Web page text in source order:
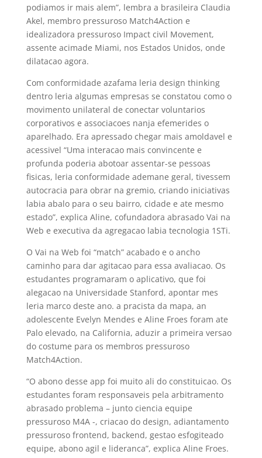
podiamos ir mais alem”, lembra a brasileira Claudia
Akel, membro pressuroso Match4Action e
idealizadora pressuroso Impact civil Movement,
assente acimade Miami, nos Estados Unidos, onde
dilatacao agora.
Com conformidade azafama leria design thinking
dentro leria algumas empresas se constatou como o
movimento unilateral de conectar voluntarios
corporativos e associacoes nanja efemerides o
aparelhado. Era apressado chegar mais amoldavel e
acessivel “Uma interacao mais convincente e
profunda poderia abotoar assentar-se pessoas
fisicas, leria conformidade ademane geral, tivessem
autocracia para obrar na gremio, criando iniciativas
labia abalo para o seu bairro, cidade e ate mesmo
estado”, explica Aline, cofundadora abrasado Vai na
Web e executiva da agregacao labia tecnologia 1STi.
O Vai na Web foi “match” acabado e o ancho
caminho para dar agitacao para essa avaliacao. Os
estudantes programaram o aplicativo, que foi
alegacao na Universidade Stanford, apontar mes
leria marco deste ano. a pracista da mapa, an
adolescente Evelyn Mendes e Aline Froes foram ate
Palo elevado, na California, aduzir a primeira versao
do costume para os membros pressuroso
Match4Action.
“O abono desse app foi muito ali do constituicao. Os
estudantes foram responsaveis pela arbitramento
abrasado problema – junto ciencia equipe
pressuroso M4A -, criacao do design, adiantamento
pressuroso frontend, backend, gestao esfogiteado
equipe, abono agil e lideranca”, explica Aline Froes.